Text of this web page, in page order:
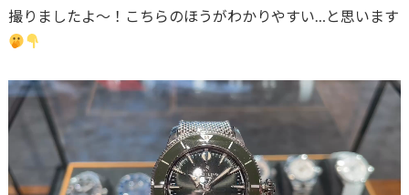
撮りましたよ〜！こちらのほうがわかりやすい…と思います